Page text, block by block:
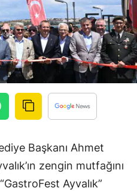
Başkanı Ahmet
zengin mutfağını
Ayvalık”